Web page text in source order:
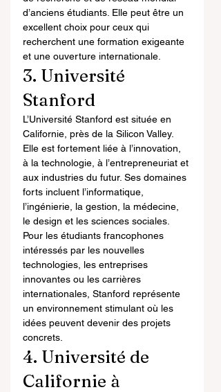
d’anciens étudiants. Elle peut être un
excellent choix pour ceux qui
recherchent une formation exigeante
et une ouverture internationale.
3. Université
Stanford
L’Université Stanford est située en
Californie, près de la Silicon Valley.
Elle est fortement liée à l’innovation,
à la technologie, à l’entrepreneuriat et
aux industries du futur. Ses domaines
forts incluent l’informatique,
l’ingénierie, la gestion, la médecine,
le design et les sciences sociales.
Pour les étudiants francophones
intéressés par les nouvelles
technologies, les entreprises
innovantes ou les carrières
internationales, Stanford représente
un environnement stimulant où les
idées peuvent devenir des projets
concrets.
4. Université de
Californie à